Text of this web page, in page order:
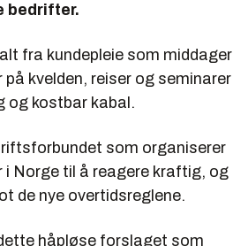
bedrifter.
fra kundepleie som middager
kvelden, reiser og seminarer
og kostbar kabal.
som organiserer
Norge til å reagere kraftig, og
de nye overtidsreglene.
håpløse forslaget som